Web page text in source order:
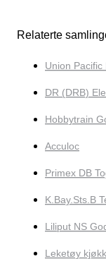
Relaterte
Union
DR (DRB)
Hobbytrain
Acculoc
Primex DB
K.Bay.Sts.B
Liliput NS
Leketøy